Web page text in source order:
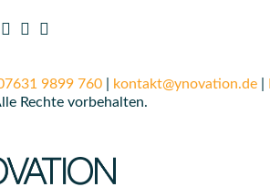
9899 760| kontakt@ynovation.de|
Rechte vorbehalten.